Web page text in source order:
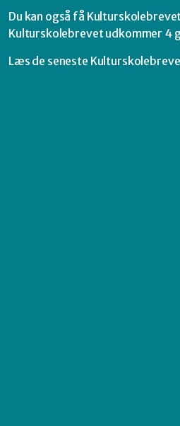
Du kan også få
Kulturskolebrevet udkommer 4
Læs de seneste